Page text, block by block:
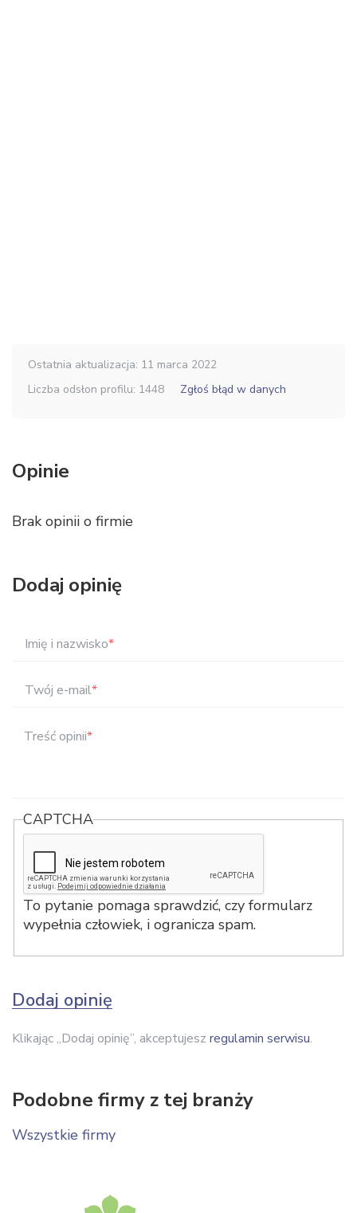
Ostatnia aktualizacja: 11 marca 2022
Liczba odsłon profilu: 1448
Zgłoś błąd w danych
Opinie
Brak opinii o firmie
Dodaj opinię
Imię i nazwisko*
Twój e-mail*
Treść opinii*
CAPTCHA
To pytanie pomaga sprawdzić, czy formularz
wypełnia człowiek, i ogranicza spam.
Dodaj opinię
Klikając „Dodaj opinię”, akceptujesz regulamin serwisu.
Podobne firmy z tej branży
Wszystkie firmy